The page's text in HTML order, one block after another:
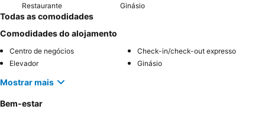
Restaurante Ginásio
Todas as comodidades
Comodidades do alojamento
Centro de negócios
Check-in/check-out expresso
Elevador
Ginásio
Mostrar mais
Bem-estar